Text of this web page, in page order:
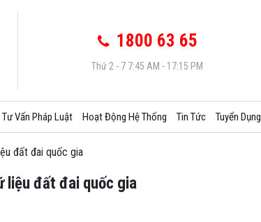
1800 63 65
Thứ 2 - 7 7:45 AM - 17:15 PM
Tư Vấn Pháp Luật Hoạt Động Hệ Thống Tin Tức Tuyển Dụng
đất đai quốc gia
liệu đất đai quốc gia